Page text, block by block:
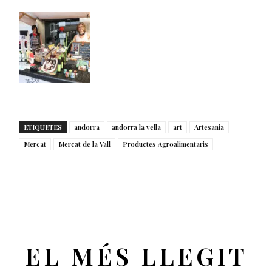
ETIQUETES andorra andorra la vella art
Artesania
Mercat
Mercat de la Vall Productes Agroalimentaris
EL MÉS LLEGIT